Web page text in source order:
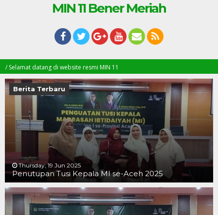
MIN 11 Bener Meriah
datang di website resmi MIN 11
Berita Terbaru
Thursday, 19 Jun 2025
Penutupan Tusi Kepala MI se-Aceh 2025